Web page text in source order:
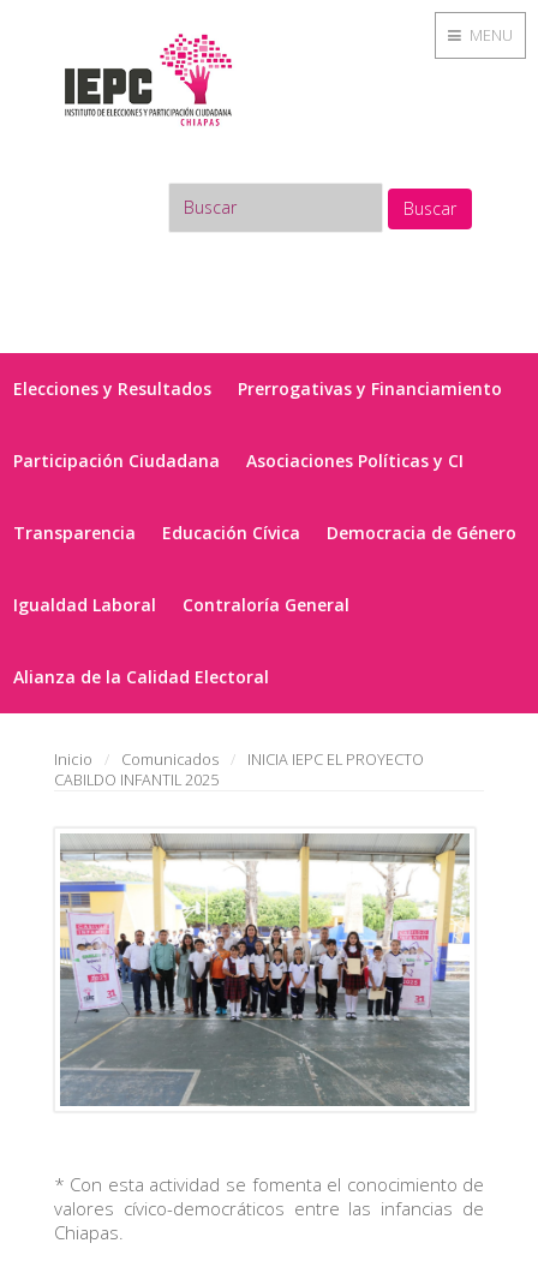
Buscar
Elecciones y Resultados Prerrogativas y Financiamiento
Participación Ciudadana Asociaciones Políticas y CI
Transparencia Educación Cívica Democracia de Género
Igualdad Laboral Contraloría General
Alianza de la Calidad Electoral
Inicio Comunicados
INICIA IEPC EL PROYECTO
CABILDO INFANTIL 2025
* Con esta actividad se fomenta el conocimiento de
valores cívico-democráticos entre las infancias de
Chiapas.
MENU